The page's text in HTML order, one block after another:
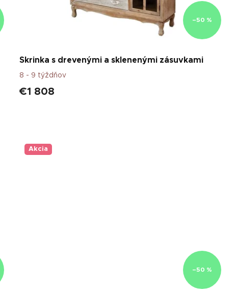
–50 %
Skrinka s drevenými a sklenenými zásuvkami
8 - 9 týždňov
€1 808
Akcia
–50 %